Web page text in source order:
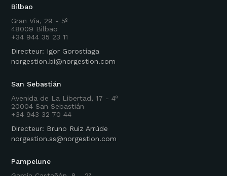
Bilbao
Gran Vía, 29 - 5º
48009 Bilbao
+34 944 35 23 11
Directeur: Igor Gorostiaga
norgestion.bi@norgestion.com
San Sebastián
Avenida de La Libertad, 17 - 4º
20004 San Sebastián
+34 943 32 70 44
Directeur: Bruno Ruiz Arrúde
norgestion.ss@norgestion.com
Pampelune